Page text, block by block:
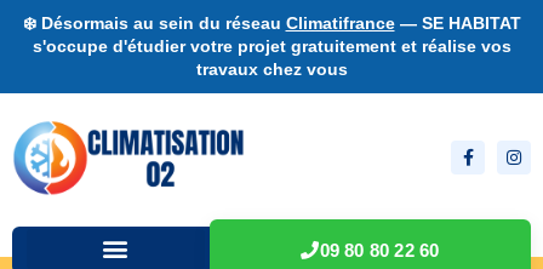
❄️ Désormais au sein du réseau Climatifrance— SE HABITAT
s'occupe d'étudier votre projet gratuitement et réalise vos
travaux chez vous
09 80 80 22 60